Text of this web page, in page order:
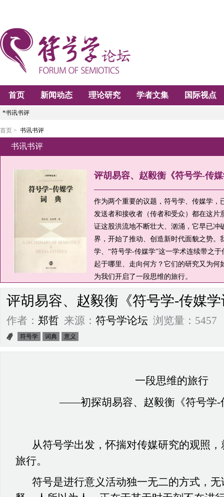
首页 新闻动态 理论研究 学者文集 国际视点
*书讯书评
首页 > 书讯书评
书讯书评
评胡易容、赵毅衡《符号学-传
作为两个重要的议题，符号学、传媒学，
发送者和接收者（传者和受众）都在这
证这股洪流地不断壮大、汹涌，它早已冲
界，开始了推动、创造新时代面貌之势。
学、“符号学-传媒学”这一学术连续带之
起于哪里、走向何方？它们的研究又为
为我们开启了一段思维的旅行。
评胡易容、赵毅衡《符号学-传媒
作者： 郑哲 来源： 符号学论坛 浏览量：5457
符号学 词典 意义
一段思维的旅行
——初探胡易容、赵毅衡《符号学-
从符号学出发，怀揣对传媒研究的观照
旅行。
符号是进行意义活动独一无二的方式，